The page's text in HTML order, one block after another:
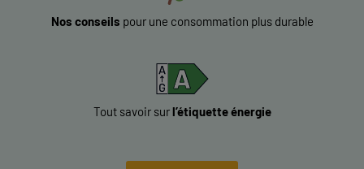
Nos conseils pour une consommation plus durable
Tout savoir surl’étiquette énergie